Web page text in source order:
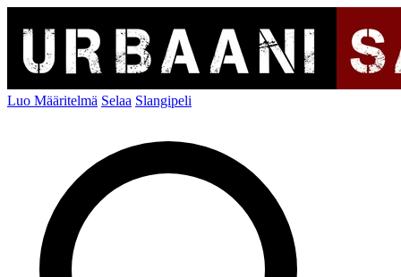
Luo Määritelmä Selaa Slangipeli